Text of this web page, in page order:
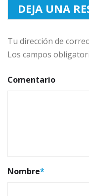
DEJA UNA
Tu dirección de
Los campos
Comentario
Nombre*